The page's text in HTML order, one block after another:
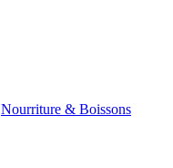
Nourriture & Boissons